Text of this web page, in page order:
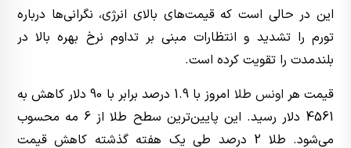
این در حالی است که قیمت‌های بالای انرژی، نگرانی‌ها درباره
تورم را تشدید و انتظارات مبنی بر تداوم نرخ بهره بالا در
بلندمدت را تقویت کرده است.
قیمت هر اونس طلا
امروز با 1.9 درصد برابر با 90 دلار کاهش به
4561 دلار رسید. این پایین‌ترین سطح طلا از 6 مه محسوب
می‌شود. طلا 2 درصد طی یک هفته گذشته کاهش قیمت